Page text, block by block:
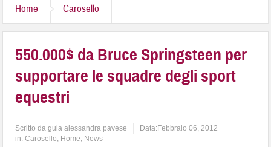
Home Carosello
550.000$ da Bruce Springsteen per
supportare le squadre degli sport
equestri
Scritto daguia alessandra pavese Data:Febbraio 06, 2012
in:Carosello, Home, News